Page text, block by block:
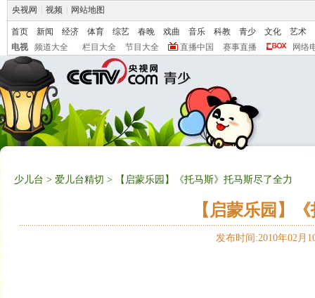
央视网 视频 网站地图
首页 新闻 经济 体育 综艺 春晚 戏曲 音乐 科教 青少 文化
艺术
电视
频道大全 栏目大全 节目大全 直播中国 赛事直播 网络
少儿台 > 爱儿台精切 > 【启蒙乐园】《托马斯》托马斯尽了全力
【启蒙乐园】
发布时间:2010年02月